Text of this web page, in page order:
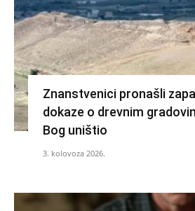
Znanstvenici pronašli
dokaze o drevnim
Bog uništio
3. kolovoza 2026.